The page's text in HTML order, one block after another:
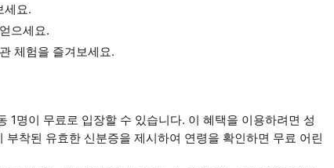
세요.
으세요.
체험을 즐겨보세요.
1명이 무료로 입장할 수 있습니다. 이 혜택을 이용하려면 성
착된 유효한 신분증을 제시하여 연령을 확인하면 무료 어린